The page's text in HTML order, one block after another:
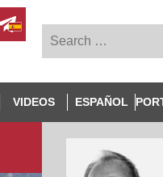
VIDEOS ESPAÑOL